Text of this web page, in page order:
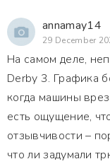
annamay14
29 December
На самом деле,
Derby 3. Графика
когда машины
есть ощущение,
отзывчивости –
что ли задумали